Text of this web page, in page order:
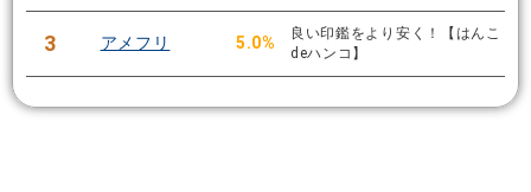
3 アメフリ 5.0%
良い印鑑をより安く！【はんこ
deハンコ】